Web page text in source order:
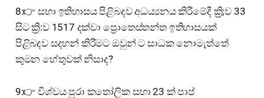
8:👉 සභා ඉතිහාසය පිළිබදව අධය්‍යනය කිරීමේදී ක්‍රි;ව 33
සිට ක්‍රි:ව 1517 දක්වා ප්‍රොතෙස්තන්ත ඉතිහාසයක්
පිළිබදව සදහන් කිරීමට ඔවුන් ට සාධක නොමැත්තේ
කුමන හේතුවක් නිසාද?
9:👉 විශ්වය පුරා කතෝලික සභා 23 ක් පාප්